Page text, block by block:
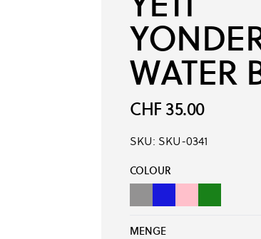
WATER
CHF 35.00
SKU: SKU-0341
Produkt-Optionen:
COLOUR
CharcoalNavy
POWER PINK
BLACK FOREST GREEN
MENGE